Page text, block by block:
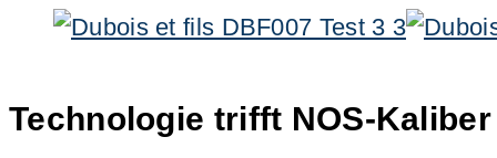
Technologie trifft NOS-Kaliber